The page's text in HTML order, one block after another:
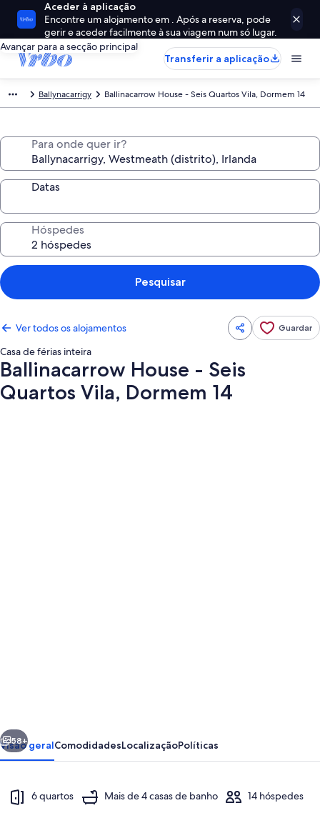
Aceder à aplicação
Encontre um alojamento em . Após a reserva, pode
gerir e aceder facilmente à sua viagem num só lugar.
Avançar para a secção principal
Transferir a aplicação
Ballynacarrigy Ballinacarrow House - Seis Quartos Vila, Dormem 14
Para onde quer ir?
Datas
Hóspedes
Pesquisar
Ver todos os alojamentos Guardar
Casa de férias inteira
Ballinacarrow House - Seis
Quartos Vila, Dormem 14
Quartos
Vila,
Dormem
14
Seguinte
58+
Visão geralComodidadesLocalizaçãoPolíticas
6 quartos Mais de 4 casas de banho 14 hóspedes